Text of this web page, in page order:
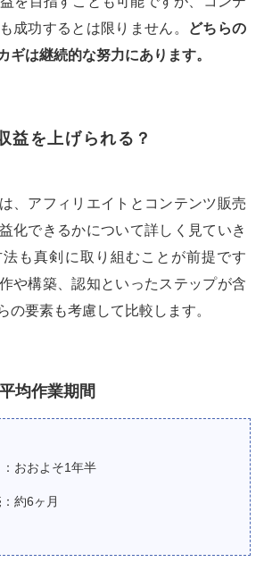
成功するとは限りません。
どちらの
ギは継続的な努力にあります。
益を上げられる？
、アフィリエイトとコンテンツ販売
化できるかについて詳しく見ていき
も真剣に取り組むことが前提です
や構築、認知といったステップが含
の要素も考慮して比較します。
均作業期間
おおよそ1年半
約6ヶ月